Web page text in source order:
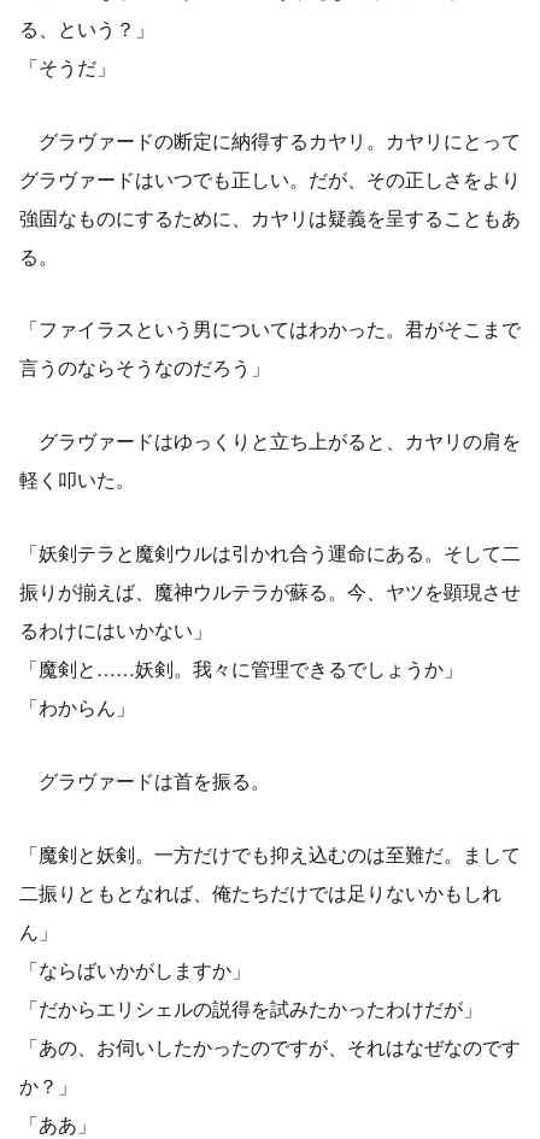
る、という？」
「そうだ」
グラヴァードの断定に納得するカヤリ。カヤリにとって
グラヴァードはいつでも正しい。だが、その正しさをより
強固なものにするために、カヤリは疑義を呈することもあ
る。
「ファイラスという男についてはわかった。君がそこまで
言うのならそうなのだろう」
グラヴァードはゆっくりと立ち上がると、カヤリの肩を
軽く叩いた。
「妖剣テラと魔剣ウルは引かれ合う運命にある。そして二
振りが揃えば、魔神ウルテラが蘇る。今、ヤツを顕現させ
るわけにはいかない」
「魔剣と……妖剣。我々に管理できるでしょうか」
「わからん」
グラヴァードは首を振る。
「魔剣と妖剣。一方だけでも抑え込むのは至難だ。まして
二振りともとなれば、俺たちだけでは足りないかもしれ
ん」
「ならばいかがしますか」
「だからエリシェルの説得を試みたかったわけだが」
「あの、お伺いしたかったのですが、それはなぜなのです
か？」
「ああ」